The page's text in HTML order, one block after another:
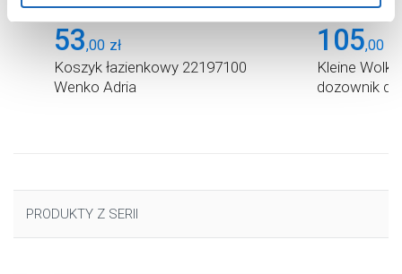
Aby uzyskać więcej informacji na temat plików plików
cookie, kliknij „Ustawienia plików cookie”.
Jeśli chcesz
uzyskać więcej informacji na temat plików cookie i tego,
dlaczego ich przepisy, przejdź do zakładu „Informacje o
53,00 zł
Koszyk łazienkowy 22197100
Wenko Adria
105,00
Kleine
dozownik do
PRODUKTY Z SERII